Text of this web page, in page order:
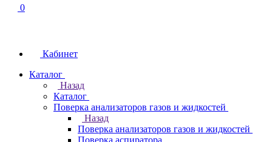
0
Кабинет
Каталог
Назад
Каталог
Поверка анализаторов газов и жидкостей
Назад
Поверка анализаторов газов и жидкостей
Поверка аспиратора